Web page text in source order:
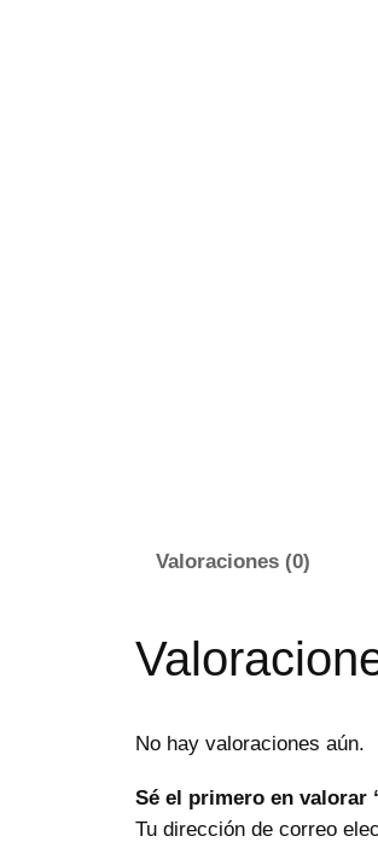
Valoraciones (0)
No hay valoraciones aún.
Sé el primero en valorar
Tu dirección de correo